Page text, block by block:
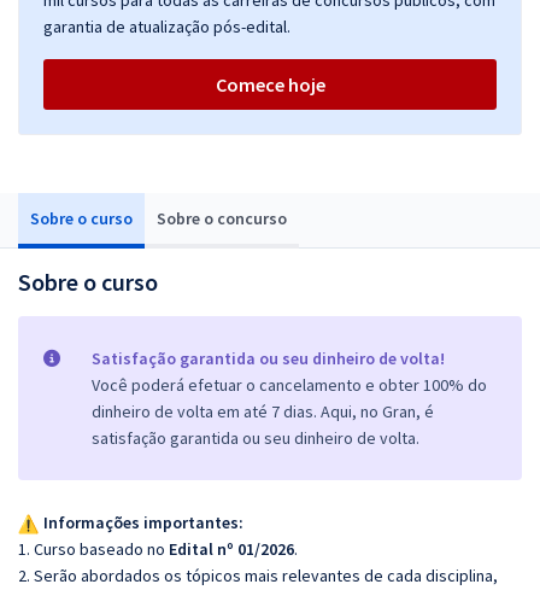
Sobre o curso Sobre o concurso
Sobre o curso
Satisfação garantida ou seu dinheiro de volta!
Você poderá efetuar o cancelamento e obter 100% do
dinheiro de volta em até 7 dias. Aqui, no Gran, é
satisfação garantida ou seu dinheiro de volta.
Informações importantes:
1. Curso baseado no Edital nº 01/2026.
2. Serão abordados os tópicos mais relevantes de cada disciplina,
garantia de atualização pós-edital.
Comece hoje